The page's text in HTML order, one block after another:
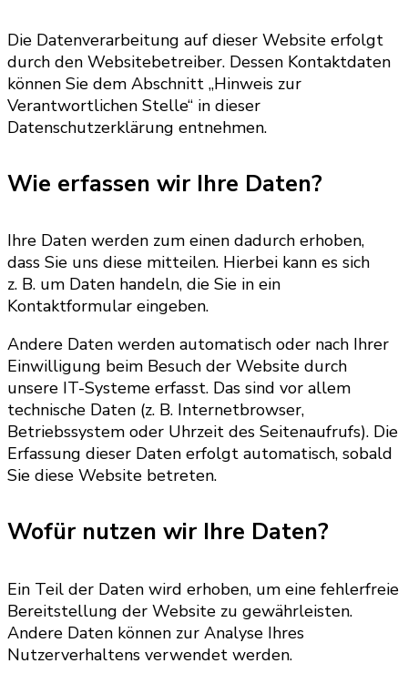
Die Datenverarbeitung auf dieser Website erfolgt
durch den Websitebetreiber. Dessen Kontaktdaten
können Sie dem Abschnitt „Hinweis zur
Verantwortlichen Stelle“ in dieser
Datenschutzerklärung entnehmen.
Wie erfassen wir Ihre Daten?
Ihre Daten werden zum einen dadurch erhoben,
dass Sie uns diese mitteilen. Hierbei kann es sich
z. B. um Daten handeln, die Sie in ein
Kontaktformular eingeben.
Andere Daten werden automatisch oder nach Ihrer
Einwilligung beim Besuch der Website durch
unsere IT-Systeme erfasst. Das sind vor allem
technische Daten (z. B. Internetbrowser,
Betriebssystem oder Uhrzeit des Seitenaufrufs). Die
Erfassung dieser Daten erfolgt automatisch, sobald
Sie diese Website betreten.
Wofür nutzen wir Ihre Daten?
Ein Teil der Daten wird erhoben, um eine fehlerfreie
Bereitstellung der Website zu gewährleisten.
Andere Daten können zur Analyse Ihres
Nutzerverhaltens verwendet werden.